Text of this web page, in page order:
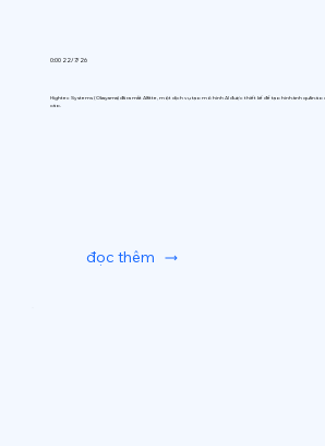
0:00 22/7/26
Hightec Systems (Okayama) đã ra mắt AIfitte, một dịch vụ tạo mô hình AI được thiết kế để tạo hình ảnh quần
cáo.
đọc thêm